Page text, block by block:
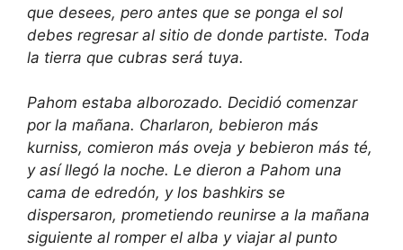
que desees, pero antes que se ponga el sol
debes regresar al sitio de donde partiste. Toda
la tierra que cubras será tuya.
Pahom estaba alborozado. Decidió comenzar
por la mañana. Charlaron, bebieron más
kurniss, comieron más oveja y bebieron más té,
y así llegó la noche. Le dieron a Pahom una
cama de edredón, y los bashkirs se
dispersaron, prometiendo reunirse a la mañana
siguiente al romper el alba y viajar al punto